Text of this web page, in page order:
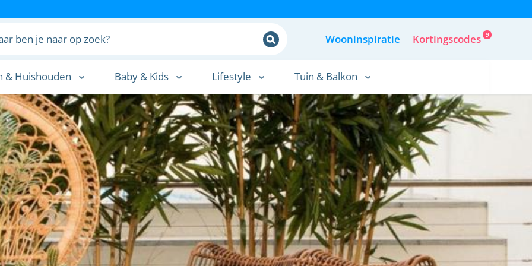
Wooninspiratie Kortingscodes 9
& Huishouden Baby & Kids Lifestyle Tuin & Balkon